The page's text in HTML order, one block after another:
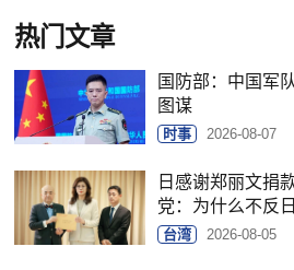
热门文章
国防部：中国军
图谋
时事 2026-08-07
日感谢郑丽文捐
党：为什么不反日
台湾 2026-08-05